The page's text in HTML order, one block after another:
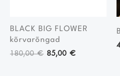
BLACK BIG FLOWER
kõrvarõngad
180,00€ 85,00 €